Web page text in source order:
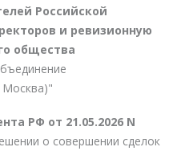
Российской
и ревизионную
общества
Москва)"
РФ от 21.05.2026 N
о совершении сделок